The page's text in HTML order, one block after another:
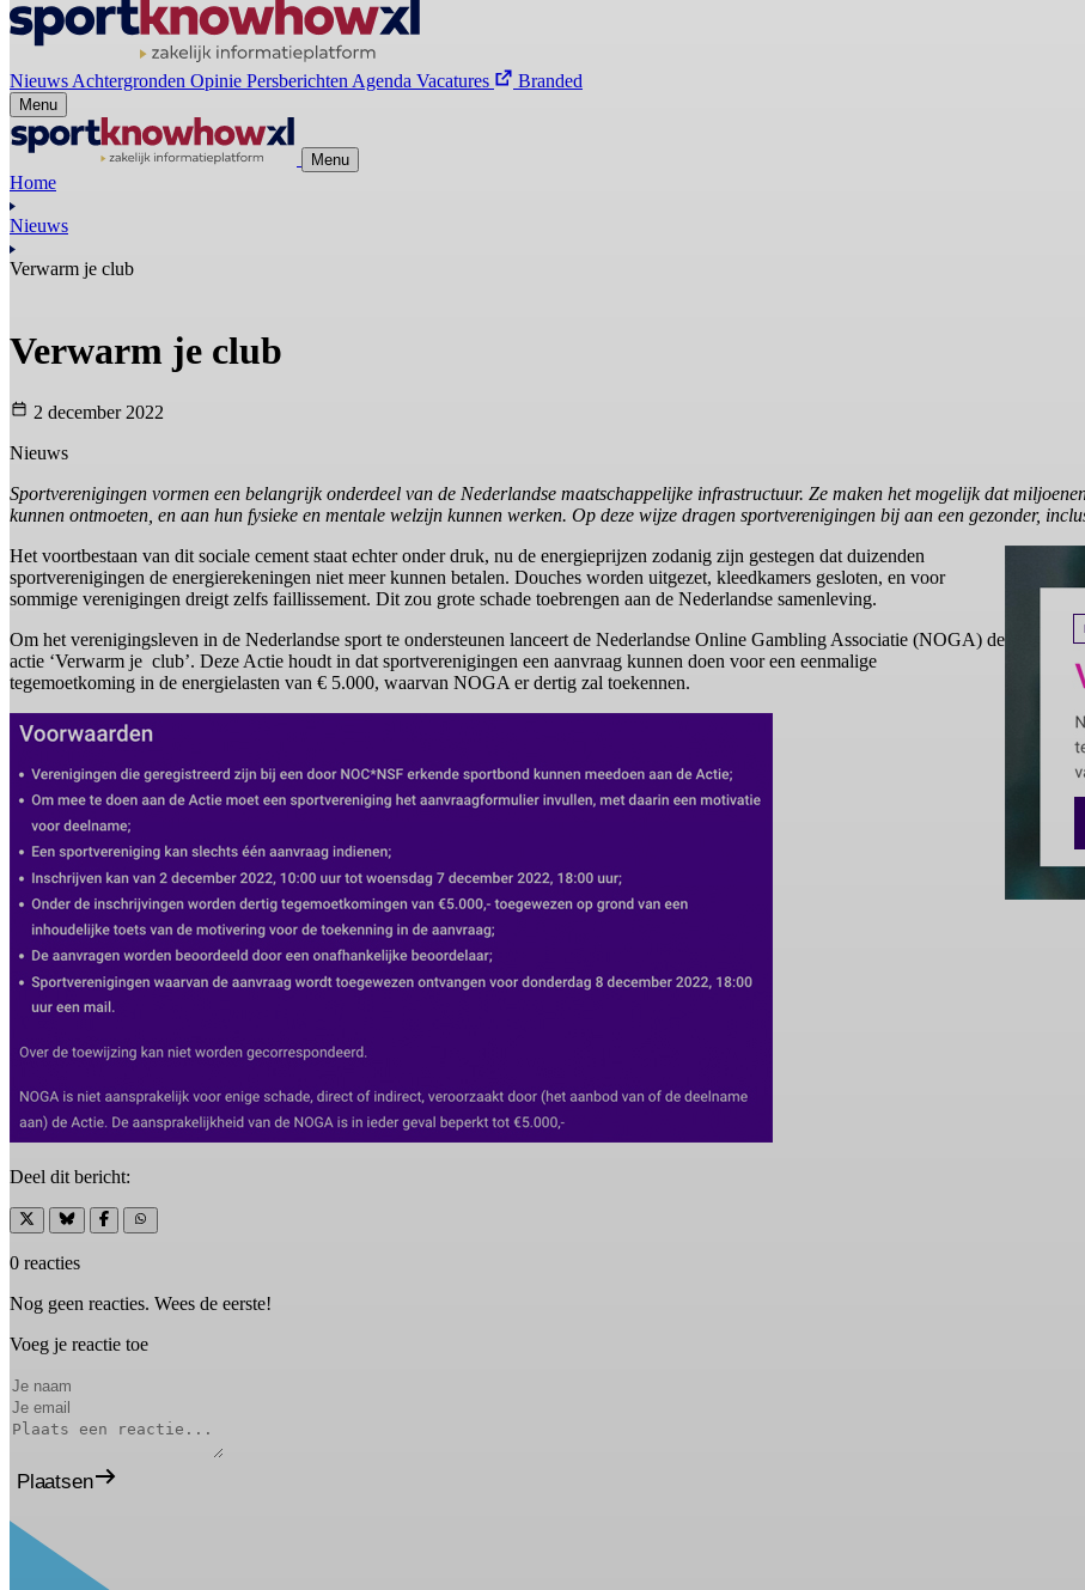
Nieuws Achtergronden Opinie Persberichten Agenda Vacatures Branded
Menu
Menu
Home
Nieuws
Verwarm je club
Verwarm je club
2 december 2022
Nieuws
Sportverenigingen vormen een belangrijk onderdeel van de Nederlandse maatschappelijke infrastructuur. Ze maken het mogelijk dat
kunnen ontmoeten, en aan hun fysieke en mentale welzijn kunnen werken. Op deze wijze dragen sportverenigingen bij aan een gezonder,
Het voortbestaan van dit sociale cement staat echter onder druk, nu de energieprijzen zodanig zijn gestegen dat duizenden
sportverenigingen de energierekeningen niet meer kunnen betalen. Douches worden uitgezet, kleedkamers gesloten, en voor
sommige verenigingen dreigt zelfs faillissement. Dit zou grote schade toebrengen aan de Nederlandse samenleving.
Om het verenigingsleven in de Nederlandse sport te ondersteunen lanceert de Nederlandse Online Gambling Associatie (NOGA) de
actie ‘Verwarm je club’. Deze Actie houdt in dat sportverenigingen een aanvraag kunnen doen voor een eenmalige
tegemoetkoming in de energielasten van € 5.000, waarvan NOGA er dertig zal toekennen.
Deel dit bericht:
0 reacties
Nog geen reacties. Wees de eerste!
Voeg je reactie toe
Plaatsen